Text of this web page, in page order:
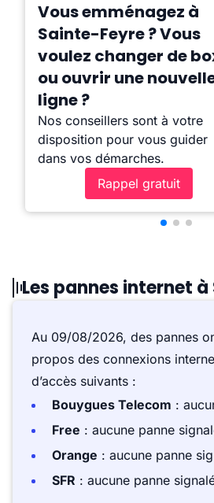
Vous emménagez à
Sainte-Feyre ? Vous
voulez changer de
ou ouvrir une
ligne ?
Nos conseillers sont à votre
disposition pour vous guider
dans vos démarches.
Rappel gratuit
Les pannes internet
Au 09/08/2026, des pannes
propos des connexions
d’accès suivants :
Bouygues Telecom :
Free : aucune panne
Orange : aucune panne
SFR : aucune panne